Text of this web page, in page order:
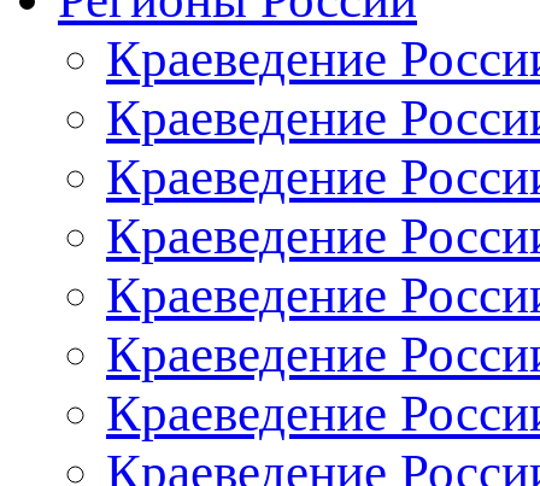
Краеведение
Краеведение
Краеведение
Краеведение
Краеведение
Краеведение
Краеведение
Краеведение